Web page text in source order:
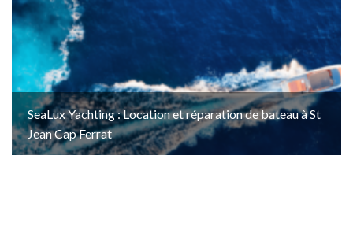
SeaLux Yachting : Location et réparation de bateau à St
Jean Cap Ferrat